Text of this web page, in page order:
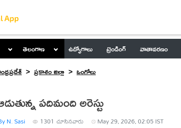
తెలంగాణ ఉద్యోగాలు ట్రెండింగ్ వాతావరణం
ప్రకాశం జిల్లా ఒంగోలు
పదిమంది అరెస్టు
N. Sasi 1301 చూసినవారు May 29, 2026, 02:05 IST